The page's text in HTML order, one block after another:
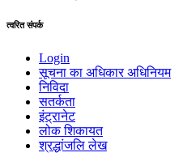
त्वरित संपर्क
Login
सूचना का अधिकार अधिनियम
निविदा
सतर्कता
इंट्रानेट
लोक शिकायत
श्रद्धांजलि लेख